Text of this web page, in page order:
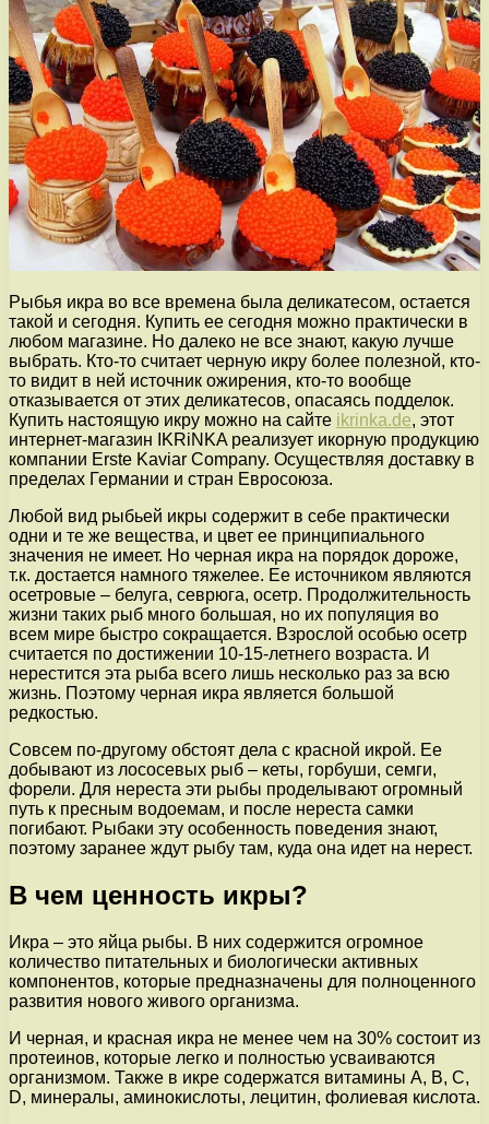
Рыбья икра во все времена была деликатесом, остается
такой и сегодня. Купить ее сегодня можно практически в
любом магазине. Но далеко не все знают, какую лучше
выбрать. Кто-то считает черную икру более полезной, кто-
то видит в ней источник ожирения, кто-то вообще
отказывается от этих деликатесов, опасаясь подделок.
Купить настоящую икру можно на сайте ikrinka.de, этот
интернет-магазин IKRiNKA реализует икорную продукцию
компании Erste Kaviar Company. Осуществляя доставку в
пределах Германии и стран Евросоюза.
Любой вид рыбьей икры содержит в себе практически
одни и те же вещества, и цвет ее принципиального
значения не имеет. Но черная икра на порядок дороже,
т.к. достается намного тяжелее. Ее источником являются
осетровые – белуга, севрюга, осетр. Продолжительность
жизни таких рыб много большая, но их популяция во
всем мире быстро сокращается. Взрослой особью осетр
считается по достижении 10-15-летнего возраста. И
нерестится эта рыба всего лишь несколько раз за всю
жизнь. Поэтому черная икра является большой
редкостью.
Совсем по-другому обстоят дела с красной икрой. Ее
добывают из лососевых рыб – кеты, горбуши, семги,
форели. Для нереста эти рыбы проделывают огромный
путь к пресным водоемам, и после нереста самки
погибают. Рыбаки эту особенность поведения знают,
поэтому заранее ждут рыбу там, куда она идет на нерест.
В чем ценность икры?
Икра – это яйца рыбы. В них содержится огромное
количество питательных и биологически активных
компонентов, которые предназначены для полноценного
развития нового живого организма.
И черная, и красная икра не менее чем на 30% состоит из
протеинов, которые легко и полностью усваиваются
организмом. Также в икре содержатся витамины А, В, С,
D, минералы, аминокислоты, лецитин, фолиевая кислота.